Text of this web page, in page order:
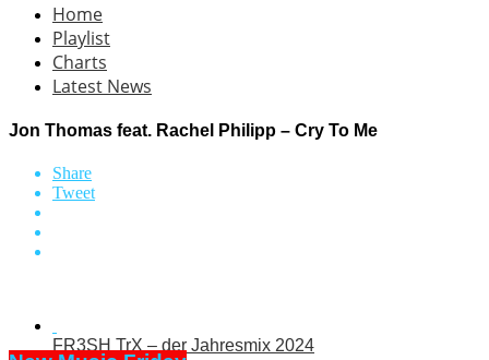
Home
Playlist
Charts
Latest News
Jon Thomas feat. Rachel Philipp – Cry To Me
Share
Tweet
FR3SH TrX – der Jahresmix 2024